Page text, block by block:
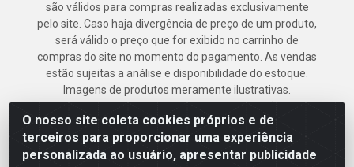
O nosso site coleta cookies próprios e de
terceiros para proporcionar uma experiência
personalizada ao usuário, apresentar publicidade
são válidos para compras realizadas exclusivamente
pelo site. Caso haja divergência de preço de um produto,
será válido o preço que for exibido no carrinho de
compras do site no momento do pagamento. As vendas
estão sujeitas a análise e disponibilidade do estoque.
Imagens de produtos meramente ilustrativas.
Armazém Jenipapo Materiais de Construção em
Geral LTDA - Rua das Flores, 2691 - Guabiraba,
Recife/PE - CEP 52.291-630 - CNPJ
41.097.379/0001-